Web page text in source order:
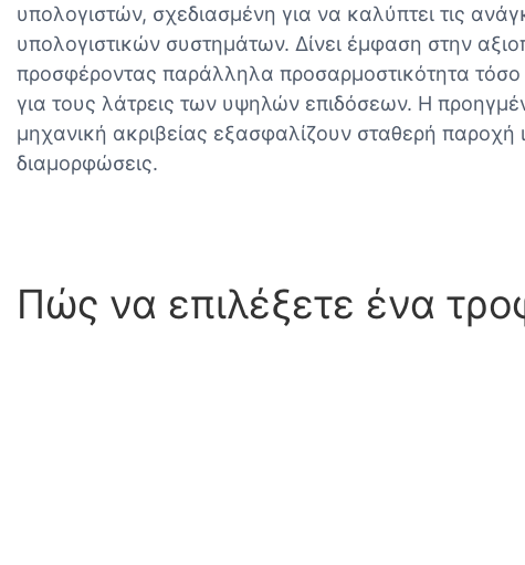
υπολογιστών, σχεδιασμένη για να καλύπτει τις
υπολογιστικών συστημάτων. Δίνει έμφαση στην
προσφέροντας παράλληλα προσαρμοστικότητα
για τους λάτρεις των υψηλών επιδόσεων. Η
μηχανική ακριβείας εξασφαλίζουν σταθερή παροχή
διαμορφώσεις.
Πώς να επιλέξετε ένα